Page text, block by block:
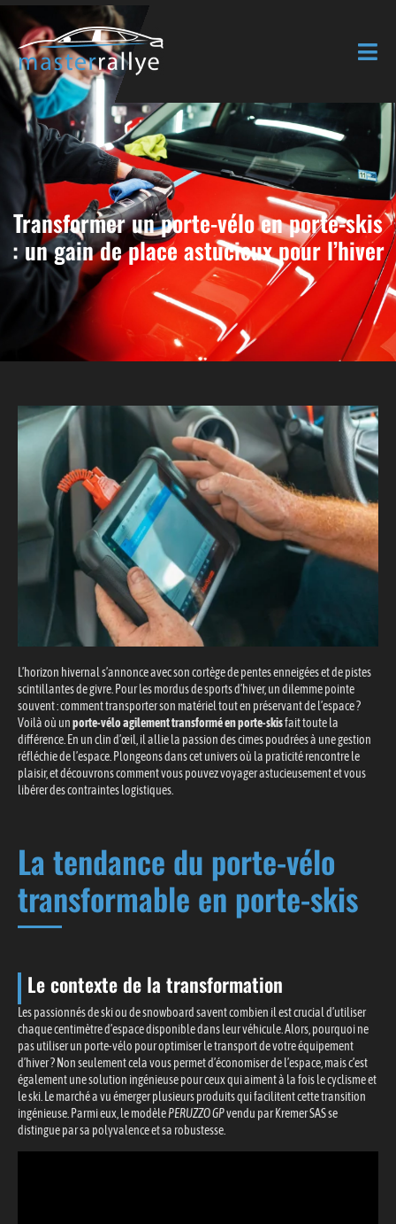
Transformer un porte-vélo en porte-skis
: un gain de place astucieux pour l’hiver
L’horizon hivernal s’annonce avec son cortège de pentes enneigées et de pistes
scintillantes de givre. Pour les mordus de sports d’hiver, un dilemme pointe
souvent : comment transporter son matériel tout en préservant de l’espace ?
Voilà où unporte-vélo agilement transformé en porte-skisfait toute la
différence. En un clin d’œil, il allie la passion des cimes poudrées à une gestion
réfléchie de l’espace. Plongeons dans cet univers où la praticité rencontre le
plaisir, et découvrons comment vous pouvez voyager astucieusement et vous
libérer des contraintes logistiques.
La tendance du porte-vélo
transformable en porte-skis
Le contexte de la transformation
Les passionnés de ski ou de snowboard savent combien il est crucial d’utiliser
chaque centimètre d’espace disponible dans leur véhicule. Alors, pourquoi ne
pas utiliser un porte-vélo pour optimiser le transport de votre équipement
d’hiver ? Non seulement cela vous permet d’économiser de l’espace, mais c’est
également une solution ingénieuse pour ceux qui aiment à la fois le cyclisme et
le ski. Le marché a vu émerger plusieurs produits qui facilitent cette transition
ingénieuse. Parmi eux, le modèlePERUZZO GPvendu par Kremer SAS se
distingue par sa polyvalence et sa robustesse.